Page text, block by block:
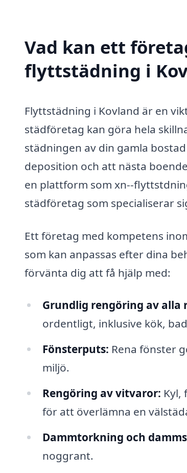
Vad kan ett
flyttstädning i
Flyttstädning i Kovland är en
städföretag kan göra hela
städningen av din gamla
deposition och att nästa
en plattform som xn--
städföretag som specialiserar
Ett företag med kompetens
som kan anpassas efter dina
förvänta dig att få hjälp med:
Grundlig rengöring av alla
ordentligt, inklusive kök,
Fönsterputs: Rena fönster
miljö.
Rengöring av vitvaror: Kyl,
för att överlämna en
Dammtorkning och
noggrant.